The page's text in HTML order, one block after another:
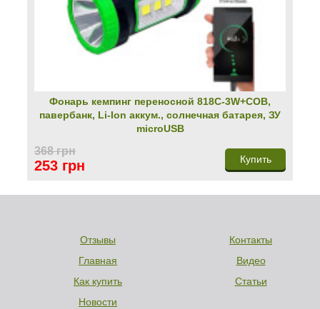
Фонарь кемпинг переносной 818C-3W+COB,
павербанк, Li-Ion аккум., солнечная батарея, ЗУ
microUSB
368 грн
253 грн Купить
Отзывы
Главная
Как купить
Новости
Контакты
Видео
Статьи